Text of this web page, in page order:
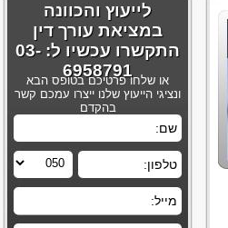
לייעוץ והכוונה
במציאת עורך דין
התקשרו עכשיו ל: 03-
6958791
או שלחו פרטיכם בטופס הבא
ונציגי הייעוץ שלנו ייצרו עמכם קשר
בהקדם